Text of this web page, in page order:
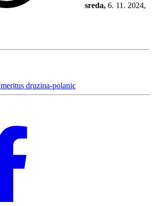
sreda, 6. 11. 2024,
meritus druzina-polanic